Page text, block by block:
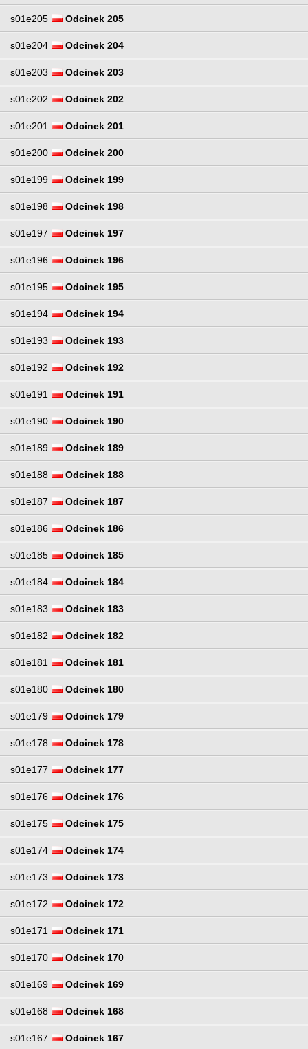
s01e205 Odcinek 205
s01e204 Odcinek 204
s01e203 Odcinek 203
s01e202 Odcinek 202
s01e201 Odcinek 201
s01e200 Odcinek 200
s01e199 Odcinek 199
s01e198 Odcinek 198
s01e197 Odcinek 197
s01e196 Odcinek 196
s01e195 Odcinek 195
s01e194 Odcinek 194
s01e193 Odcinek 193
s01e192 Odcinek 192
s01e191 Odcinek 191
s01e190 Odcinek 190
s01e189 Odcinek 189
s01e188 Odcinek 188
s01e187 Odcinek 187
s01e186 Odcinek 186
s01e185 Odcinek 185
s01e184 Odcinek 184
s01e183 Odcinek 183
s01e182 Odcinek 182
s01e181 Odcinek 181
s01e180 Odcinek 180
s01e179 Odcinek 179
s01e178 Odcinek 178
s01e177 Odcinek 177
s01e176 Odcinek 176
s01e175 Odcinek 175
s01e174 Odcinek 174
s01e173 Odcinek 173
s01e172 Odcinek 172
s01e171 Odcinek 171
s01e170 Odcinek 170
s01e169 Odcinek 169
s01e168 Odcinek 168
s01e167 Odcinek 167